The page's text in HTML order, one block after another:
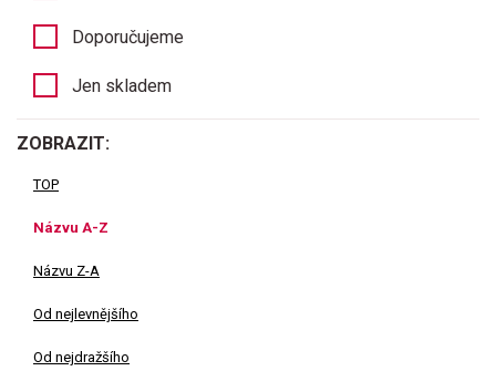
Doporučujeme
Jen skladem
ZOBRAZIT:
TOP
Názvu A-Z
Názvu Z-A
Od nejlevnějšího
Od nejdražšího